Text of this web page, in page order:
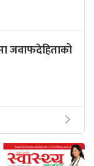
जवाफदेहिताको